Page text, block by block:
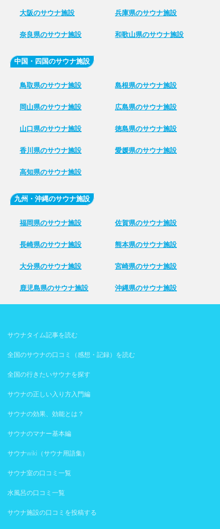
大阪のサウナ施設 兵庫県のサウナ施設
奈良県のサウナ施設 和歌山県のサウナ施設
中国・四国のサウナ施設
鳥取県のサウナ施設 島根県のサウナ施設
岡山県のサウナ施設 広島県のサウナ施設
山口県のサウナ施設 徳島県のサウナ施設
香川県のサウナ施設 愛媛県のサウナ施設
高知県のサウナ施設
九州・沖縄のサウナ施設
福岡県のサウナ施設 佐賀県のサウナ施設
長崎県のサウナ施設 熊本県のサウナ施設
大分県のサウナ施設 宮崎県のサウナ施設
鹿児島県のサウナ施設 沖縄県のサウナ施設
サウナタイム記事を読む
全国のサウナの口コミ（感想・記録）を読む
全国の行きたいサウナを探す
サウナの正しい入り方入門編
サウナの効果、効能とは？
サウナのマナー基本編
サウナwiki（サウナ用語集）
サウナ室の口コミ一覧
水風呂の口コミ一覧
サウナ施設の口コミを投稿する